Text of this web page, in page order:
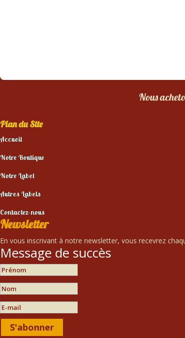
Nous
Plan du Site
Accueil
Notre Boutique
Notre Label
Autres Labels
Contactez-nous
Newsletter
En vous inscrivant à notre newsletter, vous recevrez
Message de succès
S'abonner